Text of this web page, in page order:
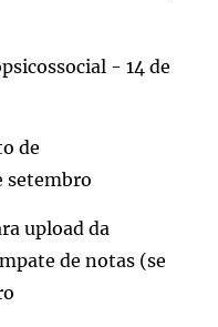
- 14 de
de
setembro
upload da
de notas (se